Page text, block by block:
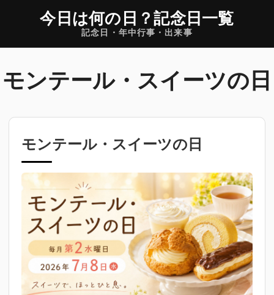
今日は何の日 ？記念日一覧
記念日・年中行事・出来事
モンテール・スイーツの日
モンテール・スイーツの日